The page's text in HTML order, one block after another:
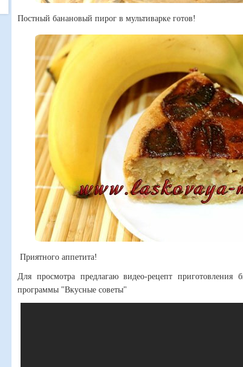
Постный банановый пирог в мультиварке готов!
Приятного аппетита!
Для просмотра предлагаю видео-рецепт приготовления
программы "Вкусные советы"